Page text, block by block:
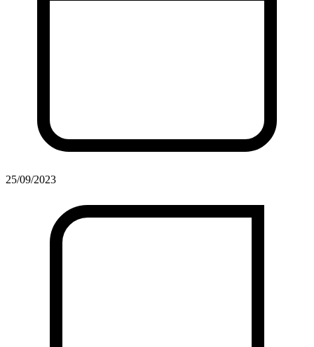
25/09/2023